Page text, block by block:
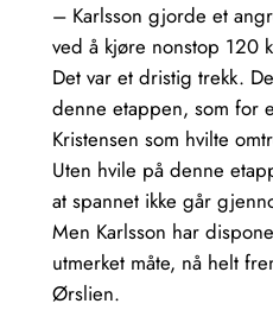
– Karlsson gjorde et
ved å kjøre nonstop 120
Det var et dristig trekk.
denne etappen, som for
Kristensen som hvilte
Uten hvile på denne
at spannet ikke går
Men Karlsson har
utmerket måte, nå helt
Ørslien.